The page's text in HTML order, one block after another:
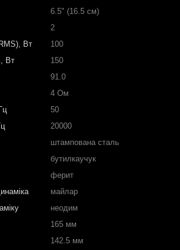
6.5" (16.5 см)
2
Вт
100
Вт
150
91.0
4 Ом
50
20000
штампована сталь
бутилкаучук
ферит
майлар
неодим
165 мм
142.5 мм